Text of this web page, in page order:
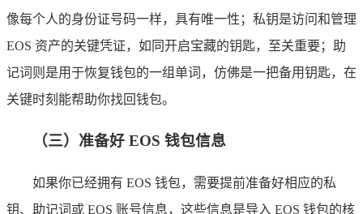
像每个人的身份证号码一样，具有唯一性；私钥是访问和管理
EOS 资产的关键凭证，如同开启宝藏的钥匙，至关重要；助
记词则是用于恢复钱包的一组单词，仿佛是一把备用钥匙，在
关键时刻能帮助你找回钱包。
（三）准备好 EOS 钱包信息
如果你已经拥有 EOS 钱包，需要提前准备好相应的私
钥、助记词或 EOS 账号信息，这些信息是导入 EOS 钱包的核